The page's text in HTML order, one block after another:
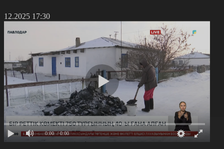
17:30
0:00 / 0:00